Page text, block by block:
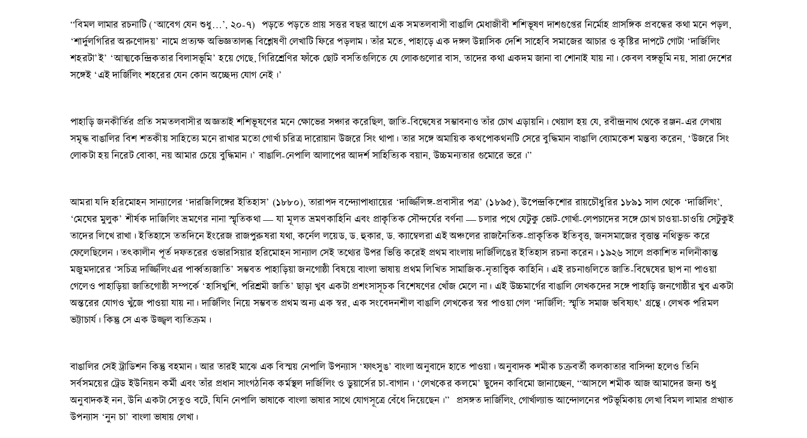
“বিমল লামার রচনাটি (‘আবেগ যেন শুধু…’, ২০-৭) পড়তে পড়তে প্রায় সত্তর বছর আগে এক সমতলবাসী বাঙালি মেধাজীবী শশিভূষণ দাশগুপ্তের নির্মোহ প্রাসঙ্গিক প্রবন্ধের কথা মনে পড়ল,
‘শার্দুলগিরির অরুণোদয়’ নামে প্রত্যক্ষ অভিজ্ঞতালব্ধ বিশ্লেষণী লেখাটি ফিরে পড়লাম। তাঁর মতে, পাহাড়ে এক দঙ্গল উন্নাসিক দেশি সাহেবি সমাজের আচার ও কৃষ্টির দাপটে গোটা ‘দার্জিলিং
শহরটা’ই’ ‘আত্মকেন্দ্রিকতার বিলাসভূমি’ হয়ে গেছে, গিরিশ্রেণির ফাঁকে ছোট বসতিগুলিতে যে লোকগুলোর বাস, তাদের কথা একদম জানা বা শোনাই যায় না। কেবল বঙ্গভূমি নয়, সারা দেশের
সঙ্গেই ‘এই দার্জিলিং শহরের যেন কোন অচ্ছেদ্য যোগ নেই।’
পাহাড়ি জনকীর্তির প্রতি সমতলবাসীর অজ্ঞতাই শশিভূষণের মনে ক্ষোভের সঞ্চার করেছিল, জাতি-বিদ্বেষের সম্ভাবনাও তাঁর চোখ এড়ায়নি। খেয়াল হয় যে, রবীন্দ্রনাথ থেকে রঞ্জন-এর লেখায়
সমৃদ্ধ বাঙালির বিশ শতকীয় সাহিত্যে মনে রাখার মতো গোর্খা চরিত্র দারোয়ান উজরে সিং থাপা। তার সঙ্গে অমায়িক কথপোকথনটি সেরে বুদ্ধিমান বাঙালি ব্যোমকেশ মন্তব্য করেন, ‘উজরে সিং
লোকটা হয় নিরেট বোকা, নয় আমার চেয়ে বুদ্ধিমান।’ বাঙালি-নেপালি আলাপের আদর্শ সাহিত্যিক বয়ান, উচ্চমন্যতার গুমোরে ভরে।”
আমরা যদি হরিমোহন সান্যালের ‘দারজিলিঙ্গের ইতিহাস’ (১৮৮০), তারাপদ বন্দ্যোপাধ্যায়ের ‘দার্জ্জিলিঙ্গ-প্রবাসীর পত্র’ (১৮৯৫), উপেন্দ্রকিশোর রায়চৌধুরির ১৮৯১ সাল থেকে ‘দার্জিলিং’,
‘মেঘের মুলুক’ শীর্ষক দাজিলিং ভ্রমণের নানা স্মৃতিকথা — যা মূলত ভ্রমণকাহিনি এবং প্রাকৃতিক সৌন্দর্যের বর্ণনা — চলার পথে যেটুকু ভোট-গোর্খা-লেপচাদের সঙ্গে চোখ চাওয়া-চাওয়ি সেটুকুই
তাদের লিখে রাখা। ইতিহাসে ততদিনে ইংরেজ রাজপুরুষরা যথা, কর্নেল লয়েড, ড. হুকার, ড. ক্যাম্বেলরা এই অঞ্চলের রাজনৈতিক-প্রাকৃতিক ইতিবৃত্ত, জনসমাজের বৃত্তান্ত নথিভুক্ত করে
ফেলেছিলেন। তৎকালীন পূর্ত দফতরের ওভারসিয়ার হরিমোহন সান্যাল সেই তথ্যের উপর ভিত্তি করেই প্রথম বাংলায় দার্জিলিঙের ইতিহাস রচনা করেন। ১৯২৬ সালে প্রকাশিত নলিনীকান্ত
মজুমদারের ‘সচিত্র দার্জ্জিলিংএর পার্ব্বত্যজাতি’ সম্ভবত পাহাড়িয়া জনগোষ্ঠী বিষয়ে বাংলা ভাষায় প্রথম লিখিত সামাজিক-নৃতাত্ত্বিক কাহিনি। এই রচনাগুলিতে জাতি-বিদ্বেষের ছাপ না পাওয়া
গেলেও পাহাড়িয়া জাতিগোষ্ঠী সম্পর্কে ‘হাসিখুশি, পরিশ্রমী জাতি’ ছাড়া খুব একটা প্রশংসাসূচক বিশেষণের খোঁজ মেলে না। এই উচ্চমার্গের বাঙালি লেখকদের সঙ্গে পাহাড়ি জনগোষ্ঠীর খুব একটা
অন্তরের যোগও খুঁজে পাওয়া যায় না। দার্জিলিং নিয়ে সম্ভবত প্রথম অন্য এক স্বর, এক সংবেদনশীল বাঙালি লেখকের স্বর পাওয়া গেল ‘দার্জিলি: স্মৃতি সমাজ ভবিষ্যৎ’ গ্রন্থে। লেখক পরিমল
ভট্টাচার্য। কিন্তু সে এক উজ্জ্বল ব্যতিক্রম।
বাঙালির সেই ট্রাডিশন কিন্তু বহমান। আর তারই মাঝে এক বিস্ময় নেপালি উপন্যাস ‘ফাৎসুঙ’ বাংলা অনুবাদে হাতে পাওয়া। অনুবাদক শমীক চক্রবর্তী কলকাতার বাসিন্দা হলেও তিনি
সর্বসময়ের ট্রেড ইউনিয়ন কর্মী এবং তাঁর প্রধান সাংগঠনিক কর্মস্থল দার্জিলিং ও ডুয়ার্সের চা-বাগান। ‘লেখকের কলমে’ ছুদেন কাবিমো জানাচ্ছেন, “আসলে শমীক আজ আমাদের জন্য শুধু
অনুবাদকই নন, উনি একটা সেতুও বটে, যিনি নেপালি ভাষাকে বাংলা ভাষার সাথে যোগসূত্রে বেঁধে দিয়েছেন।” প্রসঙ্গত দার্জিলিং, গোর্খাল্যান্ড আন্দোলনের পটভূমিকায় লেখা বিমল লামার প্রখ্যাত
উপন্যাস ‘নুন চা’ বাংলা ভাষায় লেখা।